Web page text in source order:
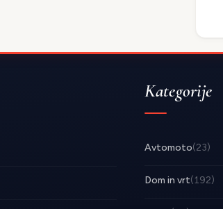
Kategorije
Avtomoto(23)
Dom in vrt(192)